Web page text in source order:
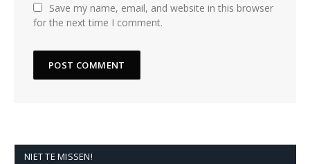
Save my name, email, and website in this browser
for the next time I comment.
NIET TE MISSEN!